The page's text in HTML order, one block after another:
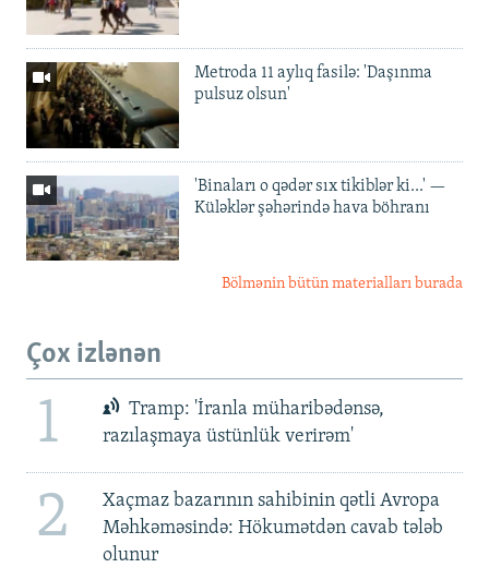
Metroda 11 aylıq fasilə: 'Daşınma
pulsuz olsun'
'Binaları o qədər sıx tikiblər ki...' —
Küləklər şəhərində hava böhranı
Bölmənin bütün materialları burada
Çox izlənən
1
Tramp: 'İranla müharibədənsə,
razılaşmaya üstünlük verirəm'
2
Xaçmaz bazarının sahibinin qətli Avropa
Məhkəməsində: Hökumətdən cavab tələb
olunur